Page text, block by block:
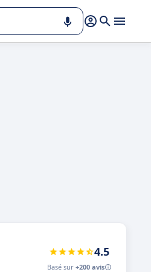
4.5
Basé sur +200 avis